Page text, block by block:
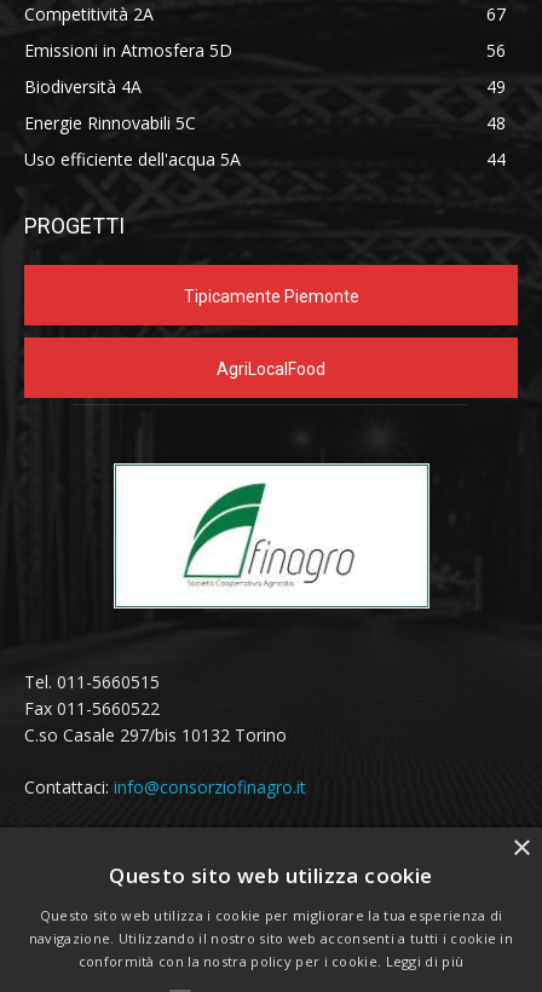
Competitività 2A
67
Emissioni in Atmosfera 5D
56
Biodiversità 4A
49
Energie Rinnovabili 5C
48
Uso efficiente dell'acqua 5A
44
PROGETTI
Tipicamente Piemonte
AgriLocalFood
Tel. 011-5660515
Fax 011-5660522
C.so Casale 297/bis 10132 Torino
Contattaci: info@consorziofinagro.it
SEGUICI SUI SOCIAL
×
Questo sito web utilizza cookie
Questo sito web utilizza i cookie per migliorare la tua esperienza di
navigazione. Utilizzando il nostro sito web acconsenti a tutti i cookie in
conformità con la nostra policy per i cookie. Leggi di più